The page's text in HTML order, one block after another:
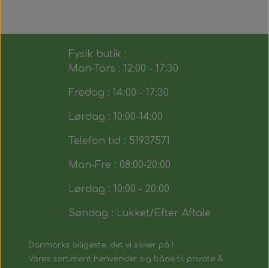
Fysik butik :
Man-Tors : 12:00 - 17:30
Fredag : 14:00 - 17:30
Lørdag : 10:00-14:00
Telefon tid : 51937571
Man-Fre : 08:00-20:00
Lørdag : 10:00 - 20:00
Søndag : Lukket/Efter Aftale
Danmarks biligeste, det vi sikker på !
Vores sortiment henvender sig både til private &